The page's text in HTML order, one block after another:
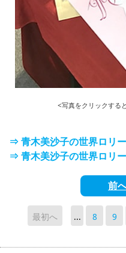
<写真をクリックする
⇒ 青木美沙子の世界ロリ
⇒ 青木美沙子の世界ロリ
前
最初へ ... 8 9